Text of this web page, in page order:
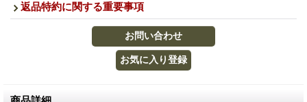
返品特約に関する重要事項